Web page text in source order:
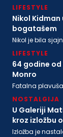
savremenog
LIFESTYLE
Nikol
bogatašem
Nikol je bila
viđa u društvu
LIFESTYLE
64 godine
Monro
Fatalna
stanu na
NOSTALGIJA
U Galeriji
kroz izložbu
Izložba je